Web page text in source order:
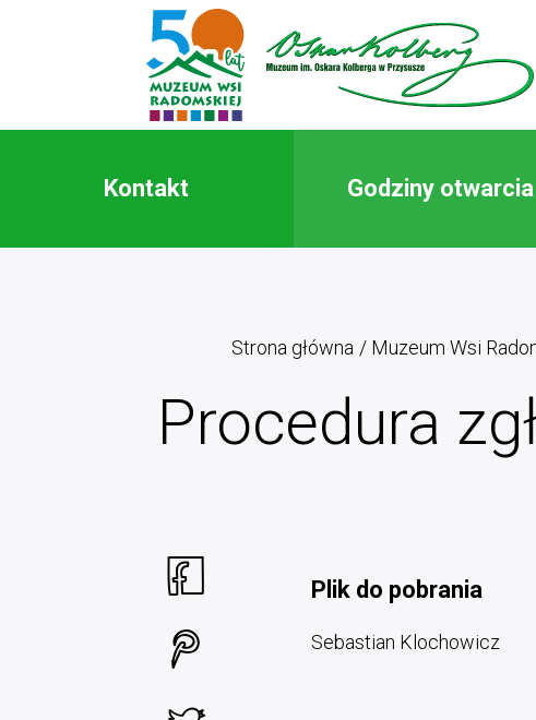
Kontakt Godziny otwarcia
Strona główna Muzeum Wsi
Procedura
Plik do pobrania
Sebastian Klochowicz